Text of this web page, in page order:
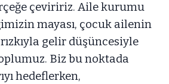
çeviririz. Aile kurumu
mayası, çocuk ailenin
gelir düşüncesiyle
Biz bu noktada
hedeflerken,